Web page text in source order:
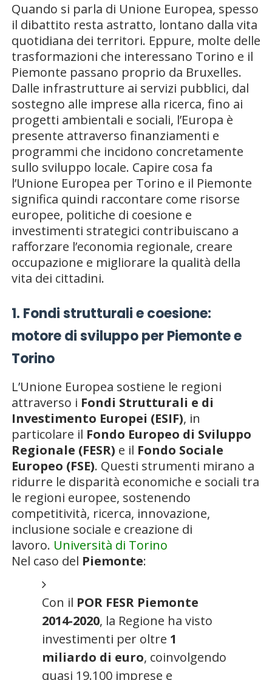
Quando si parla di Unione Europea, spesso
il dibattito resta astratto, lontano dalla vita
quotidiana dei territori. Eppure, molte delle
trasformazioni che interessano Torino e il
Piemonte passano proprio da Bruxelles.
Dalle infrastrutture ai servizi pubblici, dal
sostegno alle imprese alla ricerca, fino ai
progetti ambientali e sociali, l’Europa è
presente attraverso finanziamenti e
programmi che incidono concretamente
sullo sviluppo locale. Capire cosa fa
l’Unione Europea per Torino e il Piemonte
significa quindi raccontare come risorse
europee, politiche di coesione e
investimenti strategici contribuiscano a
rafforzare l’economia regionale, creare
occupazione e migliorare la qualità della
vita dei cittadini.
1. Fondi strutturali e coesione:
motore di sviluppo per Piemonte e
Torino
L’Unione Europea sostiene le regioni
attraverso i Fondi Strutturali e di
Investimento Europei (ESIF), in
particolare il Fondo Europeo di Sviluppo
Regionale (FESR) e il Fondo Sociale
Europeo (FSE). Questi strumenti mirano a
ridurre le disparità economiche e sociali tra
le regioni europee, sostenendo
competitività, ricerca, innovazione,
inclusione sociale e creazione di
lavoro. Università di Torino
Nel caso del Piemonte:
Con il POR FESR Piemonte
2014-2020, la Regione ha visto
investimenti per oltre 1
miliardo di euro, coinvolgendo
quasi 19.100 imprese e